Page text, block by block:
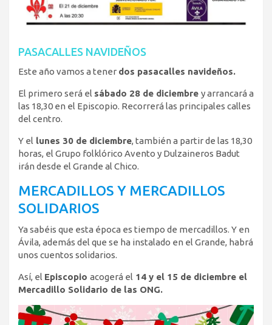
PASACALLES NAVIDEÑOS
Este año vamos a tener dos pasacalles navideños.
El primero será el sábado 28 de diciembre y arrancará a
las 18,30 en el Episcopio. Recorrerá las principales calles
del centro.
Y el lunes 30 de diciembre, también a partir de las 18,30
horas, el Grupo folklórico Avento y Dulzaineros Badut
irán desde el Grande al Chico.
MERCADILLOS Y MERCADILLOS
SOLIDARIOS
Ya sabéis que esta época es tiempo de mercadillos. Y en
Ávila, además del que se ha instalado en el Grande, habrá
unos cuentos solidarios.
Así, el Episcopio acogerá el 14 y el 15 de diciembre el
Mercadillo Solidario de las ONG.